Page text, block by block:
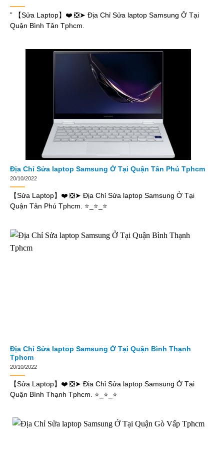
” 【Sửa Laptop】❤️ ❎➤ Địa Chỉ Sửa laptop Samsung Ở Tại
Quận Bình Tân Tphcm.
Địa Chỉ Sửa laptop Samsung Ở Tại Quận Tân Phú Tphcm
20/10/2022
【Sửa Laptop】❤️ ❎➤ Địa Chỉ Sửa laptop Samsung Ở Tại
Quận Tân Phú Tphcm. ⭐_⭐_⭐
Địa Chỉ Sửa laptop Samsung Ở Tại Quận Bình Thạnh
Tphcm
20/10/2022
【Sửa Laptop】❤️ ❎➤ Địa Chỉ Sửa laptop Samsung Ở Tại
Quận Bình Thạnh Tphcm. ⭐_⭐_⭐